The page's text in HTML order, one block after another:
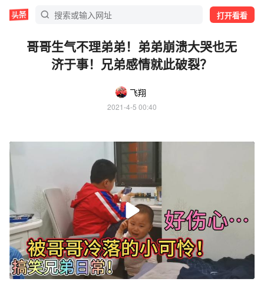
打开看看
哥哥生气不理弟弟！弟弟崩溃大哭也无
济于事！兄弟感情就此破裂？
飞翔
2021-4-5 00:40